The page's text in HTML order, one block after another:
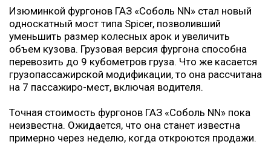
Изюминкой фургонов ГАЗ «Соболь NN» стал новый
односкатный мост типа Spicer, позволивший
уменьшить размер колесных арок и увеличить
объем кузова. Грузовая версия фургона способна
перевозить до 9 кубометров груза. Что же касается
грузопассажирской модификации, то она рассчитана
на 7 пассажиро-мест, включая водителя.
Точная стоимость фургонов ГАЗ «Соболь NN» пока
неизвестна. Ожидается, что она станет известна
примерно через неделю, когда откроются продажи.